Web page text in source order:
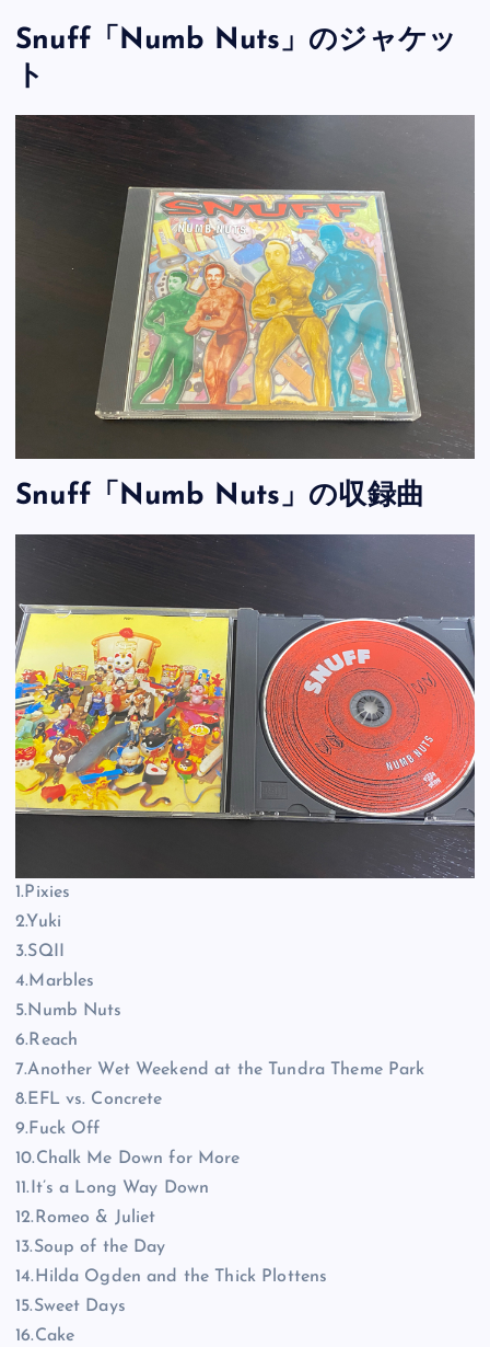
Snuff「Numb Nuts」のジャケッ
ト
Snuff「Numb Nuts」の収録曲
1.Pixies
2.Yuki
3.SQII
4.Marbles
5.Numb Nuts
6.Reach
7.Another Wet Weekend at the Tundra Theme Park
8.EFL vs. Concrete
9.Fuck Off
10.Chalk Me Down for More
11.It’s a Long Way Down
12.Romeo & Juliet
13.Soup of the Day
14.Hilda Ogden and the Thick Plottens
15.Sweet Days
16.Cake